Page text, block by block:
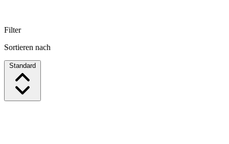
Filter
Sortieren nach
Standard